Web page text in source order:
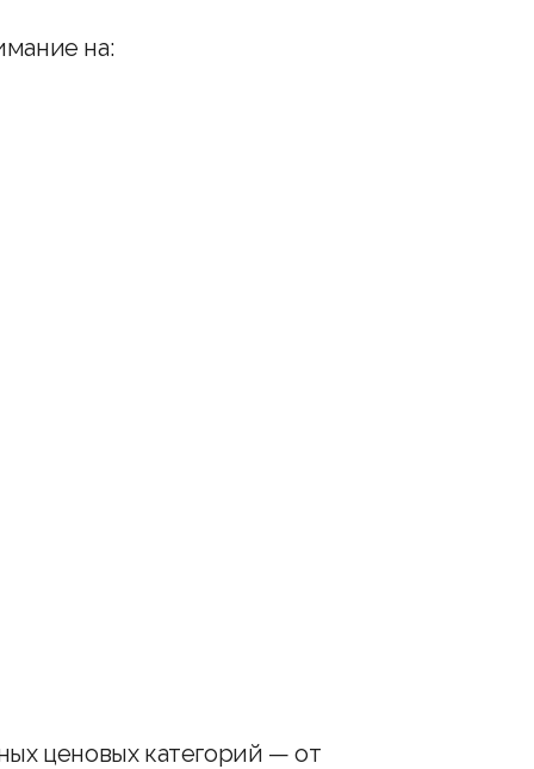
на:
ценовых категорий — от